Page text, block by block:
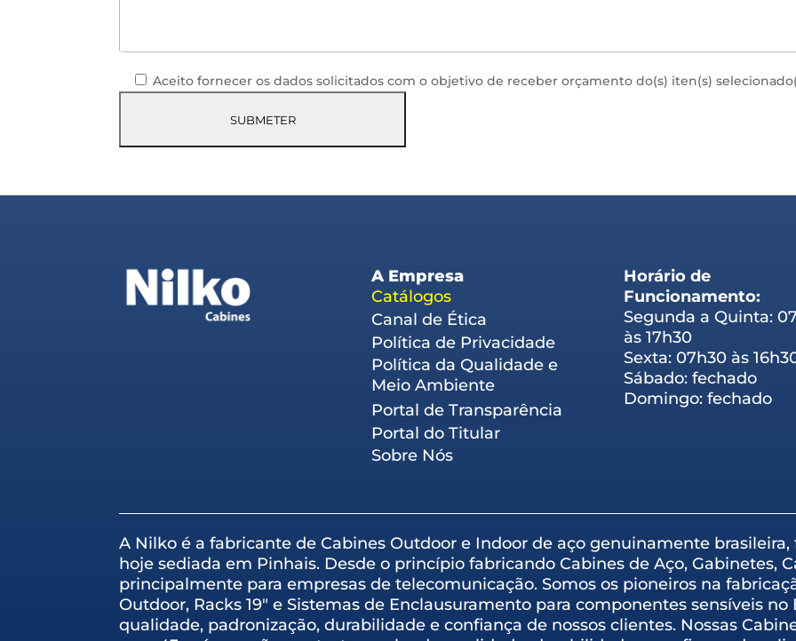
Aceito fornecer os dados solicitados com o objetivo de receber orçamento do(s) iten(s)
A Empresa
Catálogos
Canal de Ética
Política de Privacidade
Política da Qualidade e
Meio Ambiente
Portal de Transparência
Portal do Titular
Sobre Nós
Horário de
Funcionamento:
Segunda a Quinta:
às 17h30
Sexta: 07h30 às
Sábado: fechado
Domingo: fechado
A Nilko é a fabricante de Cabines Outdoor e Indoor de aço genuinamente
hoje sediada em Pinhais. Desde o princípio fabricando Cabines de Aço, Gabinetes,
principalmente para empresas de telecomunicação. Somos os pioneiros na
Outdoor, Racks 19″ e Sistemas de Enclausuramento para componentes sensíveis
qualidade, padronização, durabilidade e confiança de nossos clientes. Nossas